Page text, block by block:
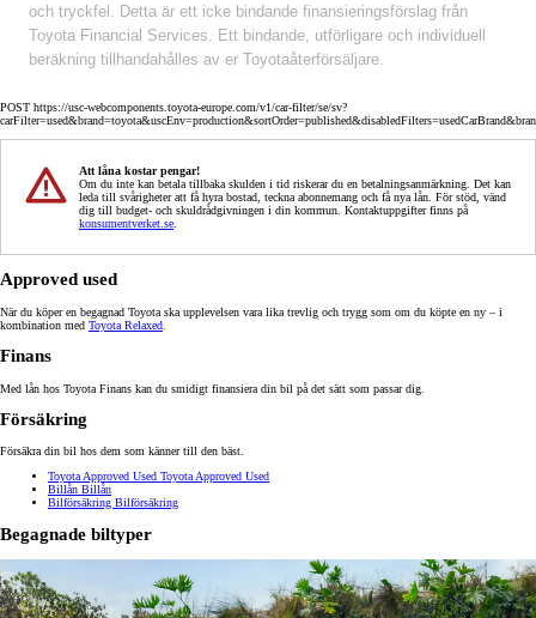
och tryckfel. Detta är ett icke bindande finansieringsförslag från
Toyota Financial Services. Ett bindande, utförligare och individuell
beräkning tillhandahålles av er Toyotaåterförsäljare.
POST https://usc-webcomponents.toyota-europe.com/v1/car-filter/se/sv?
Att låna kostar pengar!
Om du inte kan betala tillbaka skulden i tid riskerar du en betalningsanmärkning. Det kan
leda till svårigheter att få hyra bostad, teckna abonnemang och få nya lån. För stöd, vänd
dig till budget- och skuldrådgivningen i din kommun. Kontaktuppgifter finns på
konsumentverket.se
Approved used
När du köper en begagnad Toyota ska upplevelsen vara lika trevlig och trygg som om du köpte en ny – i
kombination med Toyota Relaxed
Finans
Med lån hos Toyota Finans kan du smidigt finansiera din bil på det sätt som passar dig.
Försäkring
Försäkra din bil hos dem som känner till den bäst.
Toyota Approved Used Toyota Approved Used
Billån Billån
Bilförsäkring Bilförsäkring
Begagnade biltyper